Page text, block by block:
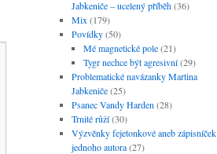
Jabkeniče – ucelený příběh(36)
Mix (179)
Povídky(50)
Mé magnetické pole(21)
Tygr nechce být agresivní(29)
Problematické navázanky Martina
Jabkeniče(25)
Psanec Vandy Harden (28)
Trnité růží(30)
Výzvěnky fejetonkové aneb zápisníček
jednoho autora(27)